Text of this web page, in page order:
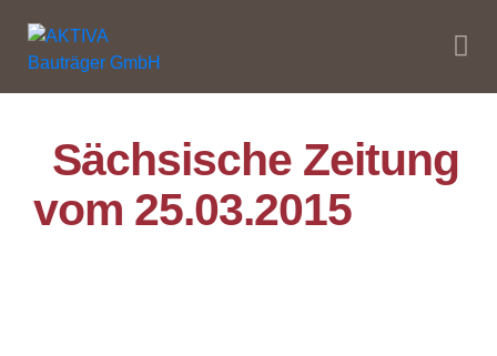
Sächsische Zeitung
vom 25.03.2015